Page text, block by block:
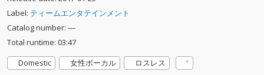
Label: ティームエンタテインメント
Catalog number: ―
Total runtime: 03:47
Domestic
女性ボーカル ロスレス